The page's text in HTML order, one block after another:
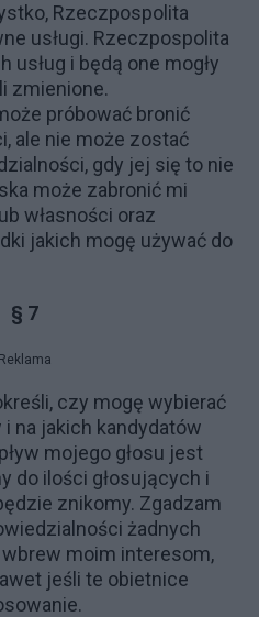
Rzeczpospolita
usługi. Rzeczpospolita
usług i będą one mogły
zmienione.
próbować bronić
ale nie może zostać
gdy jej się to nie
może zabronić mi
własności oraz
jakich mogę używać do
§ 7
Reklama
czy mogę wybierać
na jakich kandydatów
mojego głosu jest
do ilości głosujących i
znikomy. Zgadzam
żadnych
wbrew moim interesom,
jeśli te obietnice